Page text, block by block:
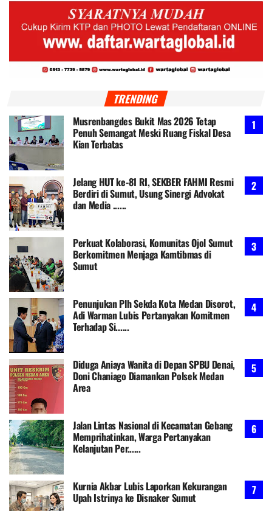
TRENDING
Musrenbangdes Bukit Mas 2026 Tetap
Penuh Semangat Meski Ruang Fiskal Desa
Kian Terbatas
Jelang HUT ke-81 RI, SEKBER FAHMI Resmi
Berdiri di Sumut, Usung Sinergi Advokat
dan Media ......
Perkuat Kolaborasi, Komunitas Ojol Sumut
Berkomitmen Menjaga Kamtibmas di
Sumut
Penunjukan Plh Sekda Kota Medan Disorot,
Adi Warman Lubis Pertanyakan Komitmen
Terhadap Si......
Diduga Aniaya Wanita di Depan SPBU Denai,
Doni Chaniago Diamankan Polsek Medan
Area
Jalan Lintas Nasional di Kecamatan Gebang
Memprihatinkan, Warga Pertanyakan
Kelanjutan Per......
Kurnia Akbar Lubis Laporkan Kekurangan
Upah Istrinya ke Disnaker Sumut